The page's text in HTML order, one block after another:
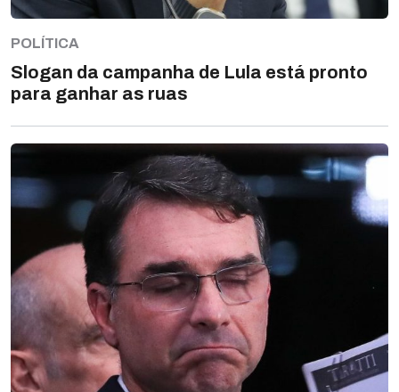
POLÍTICA
Slogan da campanha de Lula está pronto
para ganhar as ruas